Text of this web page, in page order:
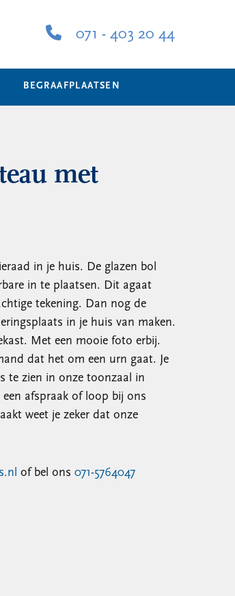
071 - 403 20 44
BEGRAAFPLAATSEN
met
in je huis. De glazen bol
in te plaatsen. Dit agaat
tekening. Dan nog de
in je huis van maken.
Met een mooie foto erbij.
dat het om een urn gaat. Je
te zien in onze toonzaal in
een afspraak of loop bij ons
weet je zeker dat onze
of bel ons 071-5764047